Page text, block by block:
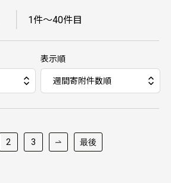
1件～40件目
表示順
2 3 最後